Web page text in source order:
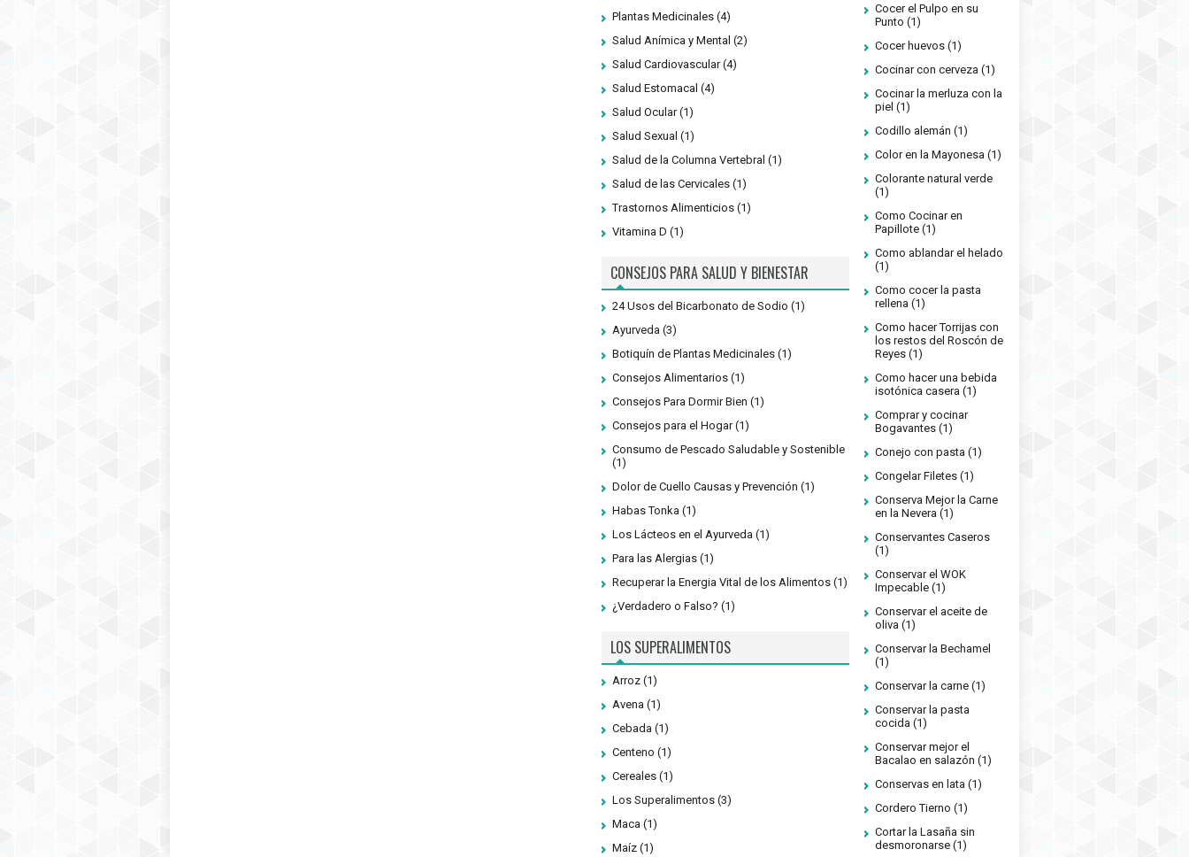
Plantas Medicinales (4)
Salud Anímica y Mental (2)
Salud Cardiovascular (4)
Salud Estomacal (4)
Salud Ocular (1)
Salud Sexual (1)
Salud de la Columna Vertebral (1)
Salud de las Cervicales (1)
Trastornos Alimenticios (1)
Vitamina D (1)
CONSEJOS PARA SALUD Y BIENESTAR
24 Usos del Bicarbonato de Sodio (1)
Ayurveda (3)
Botiquín de Plantas Medicinales (1)
Consejos Alimentarios (1)
Consejos Para Dormir Bien (1)
Consejos para el Hogar (1)
Consumo de Pescado Saludable y Sostenible
(1)
Dolor de Cuello Causas y Prevención (1)
Habas Tonka (1)
Los Lácteos en el Ayurveda (1)
Para las Alergias (1)
Recuperar la Energia Vital de los Alimentos (1)
¿Verdadero o Falso? (1)
LOS SUPERALIMENTOS
Arroz (1)
Avena (1)
Cebada (1)
Centeno (1)
Cereales (1)
Los Superalimentos (3)
Maca (1)
Maíz (1)
Cocer el Pulpo en su
Punto (1)
Cocer huevos (1)
Cocinar con cerveza (1)
Cocinar la merluza con la
piel (1)
Codillo alemán (1)
Color en la Mayonesa (1)
Colorante natural verde
(1)
Como Cocinar en
Papillote (1)
Como ablandar el helado
(1)
Como cocer la pasta
rellena (1)
Como hacer Torrijas con
los restos del Roscón de
Reyes (1)
Como hacer una bebida
isotónica casera (1)
Comprar y cocinar
Bogavantes (1)
Conejo con pasta (1)
Congelar Filetes (1)
Conserva Mejor la Carne
en la Nevera (1)
Conservantes Caseros
(1)
Conservar el WOK
Impecable (1)
Conservar el aceite de
oliva (1)
Conservar la Bechamel
(1)
Conservar la carne (1)
Conservar la pasta
cocida (1)
Conservar mejor el
Bacalao en salazón (1)
Conservas en lata (1)
Cordero Tierno (1)
Cortar la Lasaña sin
desmoronarse (1)